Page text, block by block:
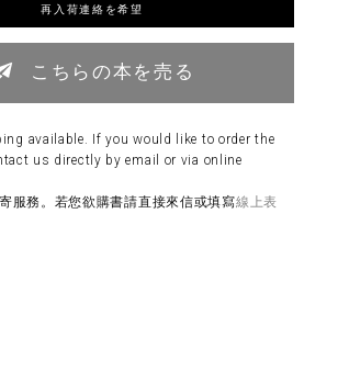
再入荷連絡を希望
こちらの本を売る
available. If you would like to order the
us directly by email or via online
服務。若您欲購書請直接來信或填寫線上表